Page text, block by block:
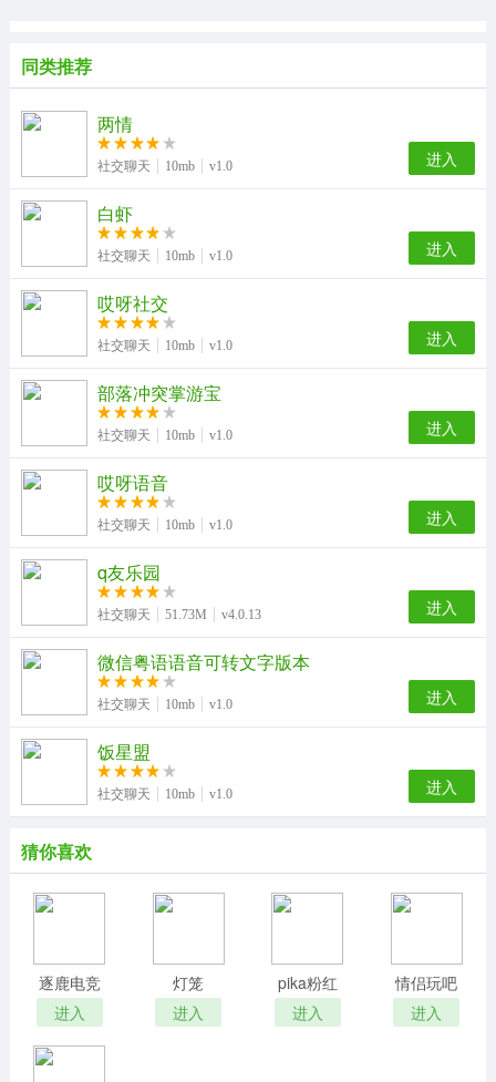
同类推荐
两情
社交聊天 10mb v1.0 进入
白虾
社交聊天 10mb v1.0 进入
哎呀社交
社交聊天 10mb v1.0 进入
部落冲突掌游宝
社交聊天 10mb v1.0 进入
哎呀语音
社交聊天 10mb v1.0 进入
q友乐园
社交聊天 51.73M v4.0.13 进入
微信粤语语音可转文字版本
社交聊天 10mb v1.0 进入
饭星盟
社交聊天 10mb v1.0 进入
猜你喜欢
逐鹿电竞
进入
灯笼
Lantern
进入
pika粉红
进入
情侣玩吧
进入